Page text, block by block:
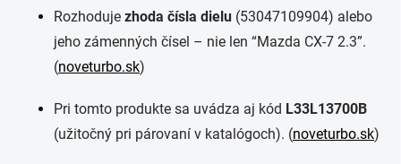
Rozhoduje zhoda čísla dielu (53047109904) alebo
jeho zámenných čísel – nie len “Mazda CX-7 2.3”.
(noveturbo.sk)
Pri tomto produkte sa uvádza aj kód L33L13700B
(užitočný pri párovaní v katalógoch). (noveturbo.sk)